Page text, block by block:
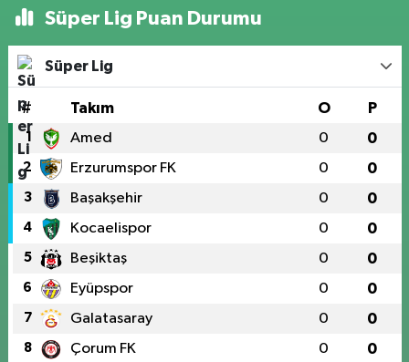
Süper Lig Puan Durumu
Süper Lig
# Takım O P
1 Amed 0 0
2 Erzurumspor FK 0 0
3 Başakşehir 0 0
4 Kocaelispor 0 0
5 Beşiktaş 0 0
6 Eyüpspor 0 0
7 Galatasaray 0 0
8 Çorum FK 0 0